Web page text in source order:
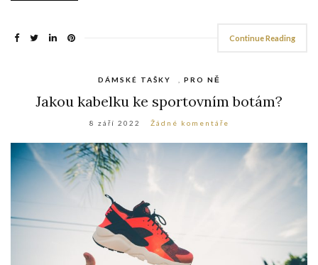
Continue Reading
DÁMSKÉ TAŠKY PRO NĚ
Jakou kabelku ke sportovním botám?
8 září 2022 Žádné komentáře